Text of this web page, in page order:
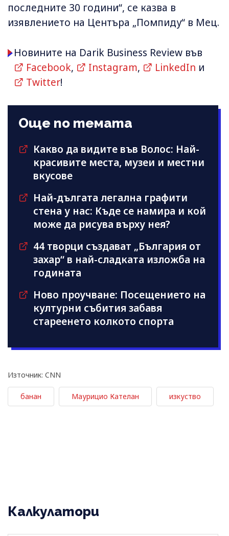
последните 30 години“, се казва в
изявлението на Центъра „Помпиду“ в Мец.
Новините на Darik Business Review във
Facebook, Instagram, LinkedIn и
Twitter!
Още по темата
Какво да видите във Волос: Най-
красивите места, музеи и местни
вкусове
Най-дългата легална графити
стена у нас: Къде се намира и кой
може да рисува върху нея?
44 творци създават „България от
захар“ в най-сладката изложба на
годината
Ново проучване: Посещението на
културни събития забавя
стареенето колкото спорта
Източник: CNN
банан Маурицио Кателан изкуство
Калкулатори